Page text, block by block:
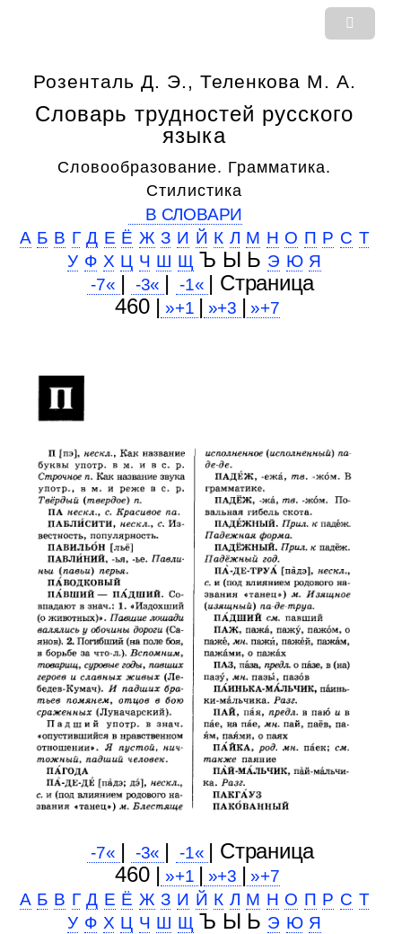
Розенталь Д. Э., Теленкова М. А.
Словарь трудностей русского
языка
Словообразование. Грамматика.
Стилистика
В СЛОВАРИ
А Б В Г Д Е Ё Ж З И Й К Л М Н О П Р С Т
У Ф Х Ц Ч Ш Щ Ъ Ы Ь Э Ю Я
-7« | -3« | -1« | Cтраница
460 | »+1 | »+3 | »+7
-7« | -3« | -1« | Cтраница
460 | »+1 | »+3 | »+7
А Б В Г Д Е Ё Ж З И Й К Л М Н О П Р С Т
У Ф Х Ц Ч Ш Щ Ъ Ы Ь Э Ю Я